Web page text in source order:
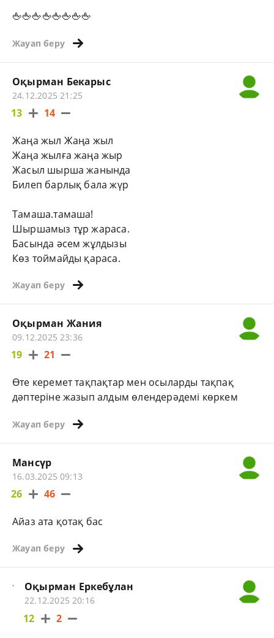
🖕🖕🖕🖕🖕🖕🖕🖕
Жауап беру
Оқырман Бекарыс
24.12.2025 21:25
13 14
Жаңа жыл Жаңа жыл
Жаңа жылға жаңа жыр
Жасыл шырша жанында
Билеп барлық бала жүр
Тамаша.тамаша!
Шыршамыз тұр жараса.
Басында әсем жұлдызы
Көз тоймайды қараса.
Жауап беру
Оқырман Жания
09.12.2025 23:36
19 21
Өте керемет тақпақтар мен осыларды тақпақ
дәптеріне жазып алдым өлендерәдемі көркем
Жауап беру
Мансүр
16.03.2025 09:13
26 46
Айаз ата қотақ бас
Жауап беру
Оқырман Еркебұлан
22.12.2025 20:16
12 2